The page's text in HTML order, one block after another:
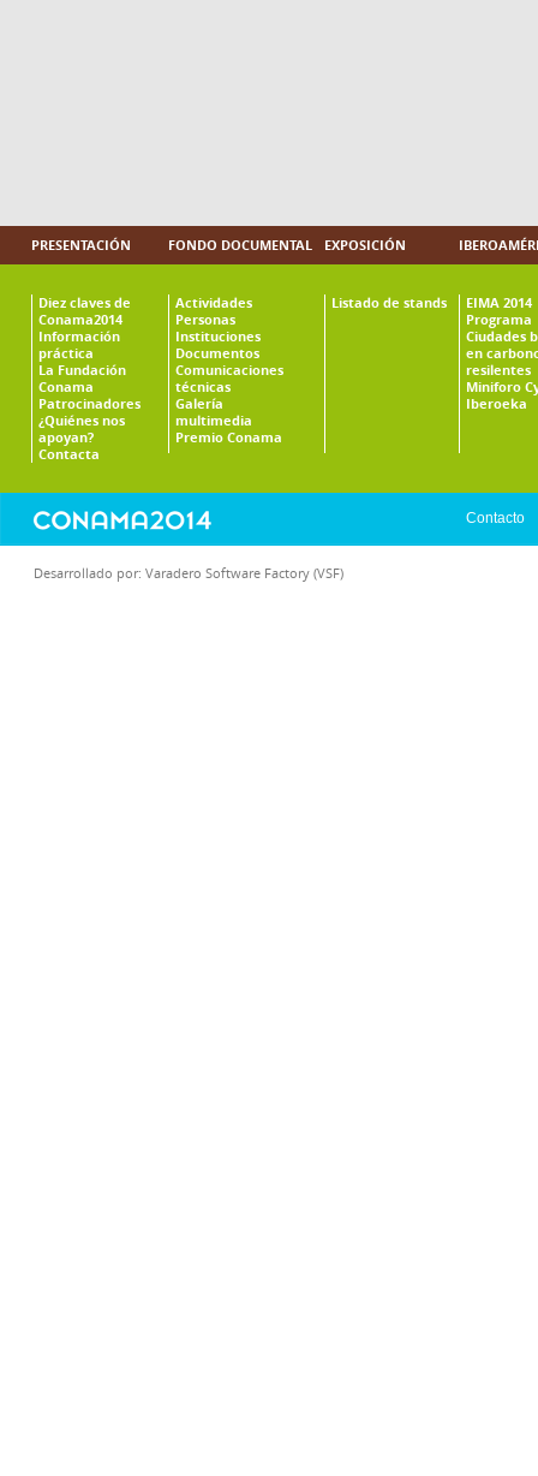
PRESENTACIÓN
Diez claves de
Conama2014
Información
práctica
La Fundación
Conama
Patrocinadores
¿Quiénes nos
apoyan?
Contacta
FONDO DOCUMENTAL
Actividades
Personas
Instituciones
Documentos
Comunicaciones
técnicas
Galería
multimedia
Premio Conama
EXPOSICIÓN
Listado de stands
EIMA 2014
Programa
Ciudades
en
resilentes
Miniforo
Iberoeka
Contacto
Desarrollado por: Varadero Software Factory (VSF)